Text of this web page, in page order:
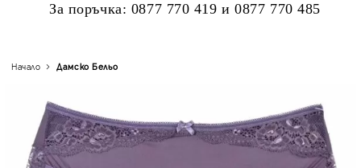
За поръчка: 0877 770 419 и0877 770 485
Начало Дамско Бельо